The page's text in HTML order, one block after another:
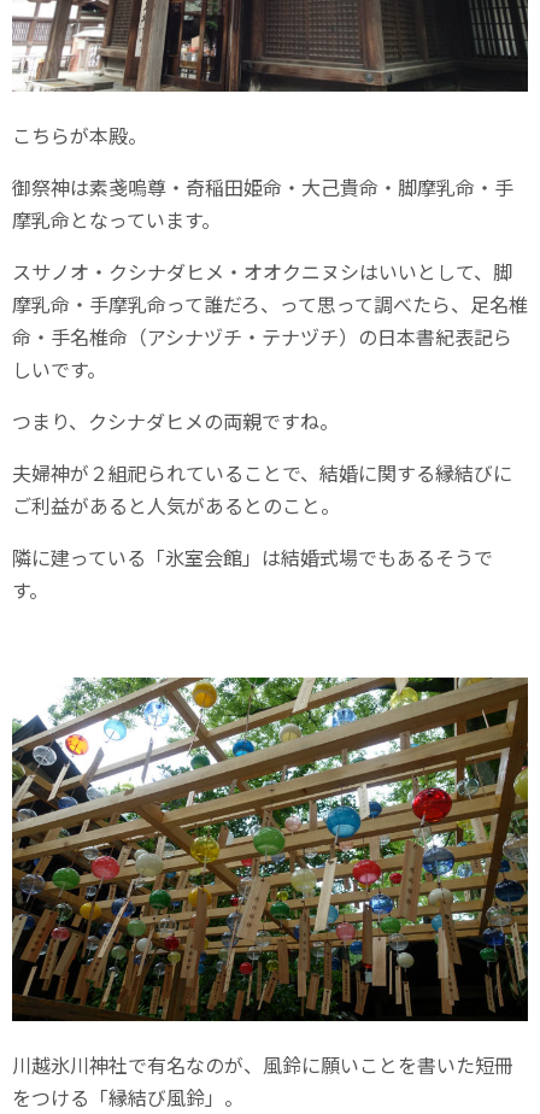
こちらが本殿。
御祭神は素戔嗚尊・奇稲田姫命・大己貴命・脚摩乳命・手
摩乳命となっています。
スサノオ・クシナダヒメ・オオクニヌシはいいとして、脚
摩乳命・手摩乳命って誰だろ、って思って調べたら、足名椎
命・手名椎命（アシナヅチ・テナヅチ）の日本書紀表記ら
しいです。
つまり、クシナダヒメの両親ですね。
夫婦神が２組祀られていることで、結婚に関する縁結びに
ご利益があると人気があるとのこと。
隣に建っている「氷室会館」は結婚式場でもあるそうで
す。
川越氷川神社で有名なのが、風鈴に願いことを書いた短冊
をつける「縁結び風鈴」。